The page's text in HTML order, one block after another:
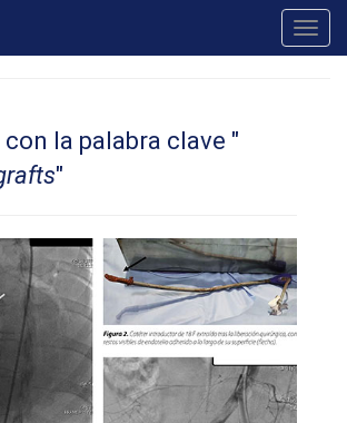
la palabra clave "
"